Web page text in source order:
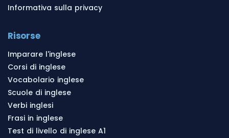
Informativa sulla privacy
Risorse
Imparare l'inglese
Corsi di inglese
Vocabolario inglese
Scuole di inglese
Verbi inglesi
Frasi in inglese
Test di livello di inglese A1